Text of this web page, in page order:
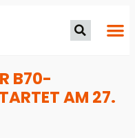
B70-
AM 27.